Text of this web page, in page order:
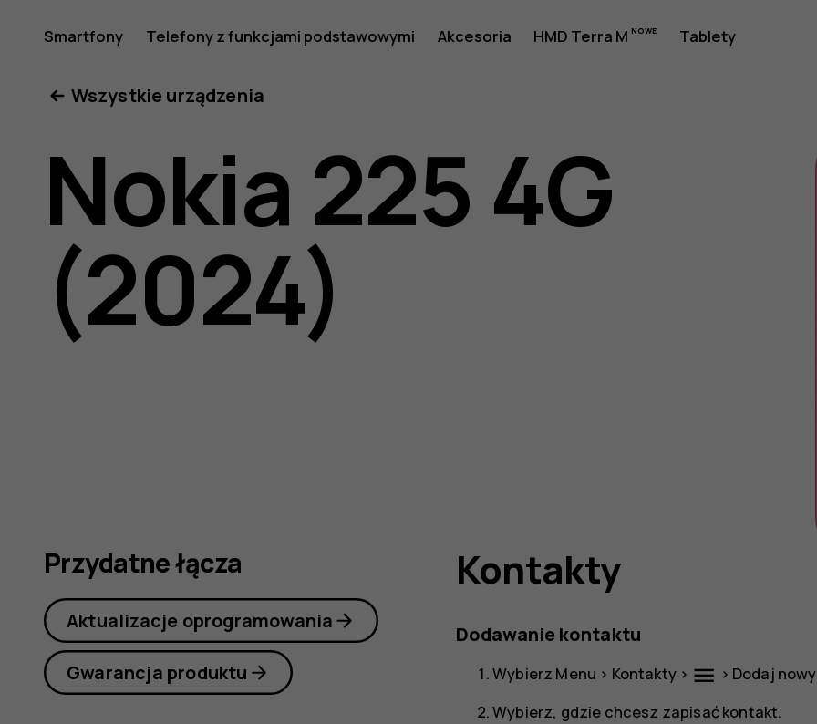
Instrukcja
obsługi
telefonu
Nokia
4G
(2024)
Smartfony Telefony z funkcjami podstawowymi Akcesoria HMD Terra M Tablety
Wszystkie urządzenia
Nokia 225 4G
(2024)
Kontakty
Dodawanie kontaktu
Wybierz Menu > Kontakty> menu > Dodaj
Wybierz, gdzie chcesz zapisać kontakt.
Przydatne łącza
Aktualizacje oprogramowania
Gwarancja produktu